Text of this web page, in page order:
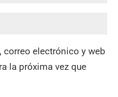
correo electrónico y web
la próxima vez que